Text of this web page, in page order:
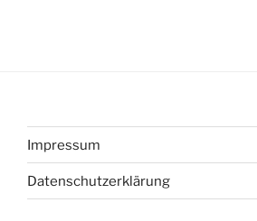
Impressum
Datenschutzerklärung